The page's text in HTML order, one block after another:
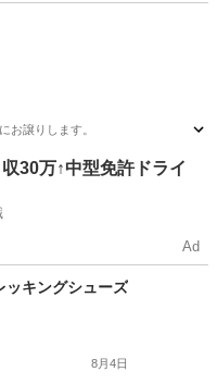
お譲りします。
30万↑中型免許ドライ
Ad
キングシューズ
8月4日